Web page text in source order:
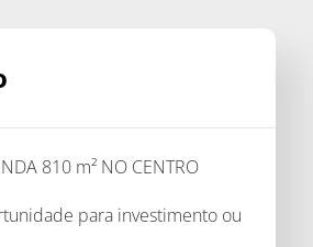
810 m² NO CENTRO
para investimento ou